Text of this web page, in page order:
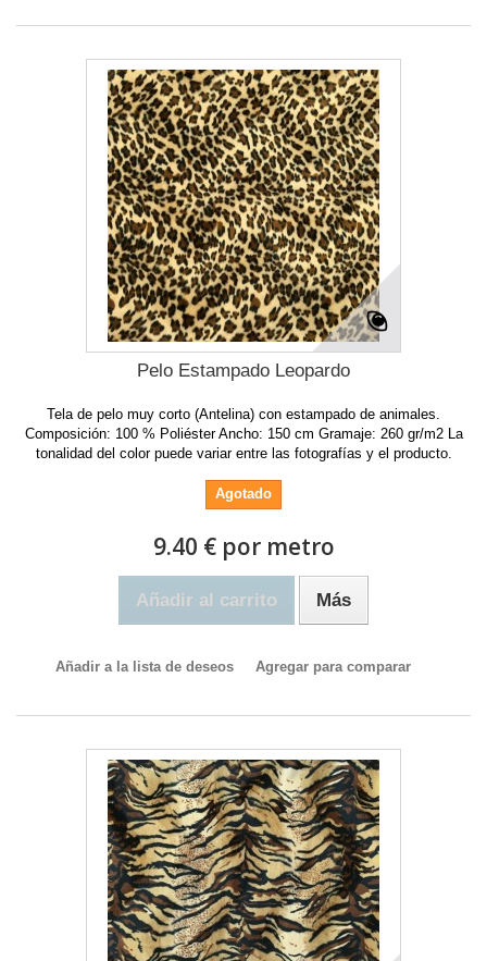
Pelo Estampado Leopardo
Tela de pelo muy corto (Antelina) con estampado de animales.
Composición: 100 % Poliéster Ancho: 150 cm Gramaje: 260 gr/m2 La
tonalidad del color puede variar entre las fotografías y el producto.
Agotado
9.40 € por metro
Añadir al carrito Más
Añadir a la lista de deseos Agregar para comparar